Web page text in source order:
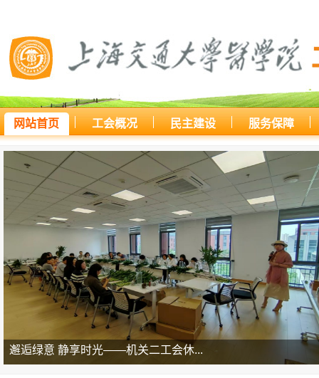
网站首页 工会概况 民主建设 服务保障
邂逅绿意 静享时光——机关二工会休...